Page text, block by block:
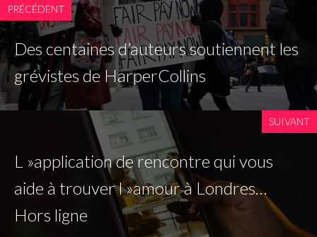
PRÉCÉDENT
Des centaines d’auteurs soutiennent les
grévistes de HarperCollins
SUIVANT
L »application de rencontre qui vous
aide à trouver l »amour à Londres…
Hors ligne